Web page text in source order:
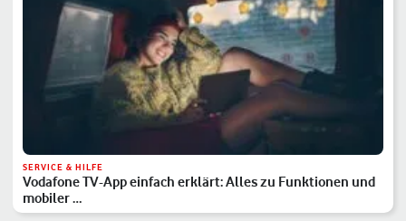
SERVICE & HILFE
Vodafone TV-App einfach erklärt: Alles zu Funktionen und
mobiler …